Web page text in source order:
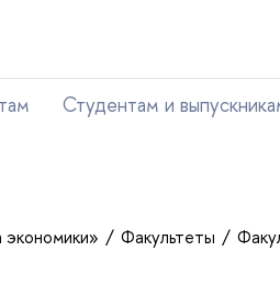
Студентам и
экономики» Факультеты